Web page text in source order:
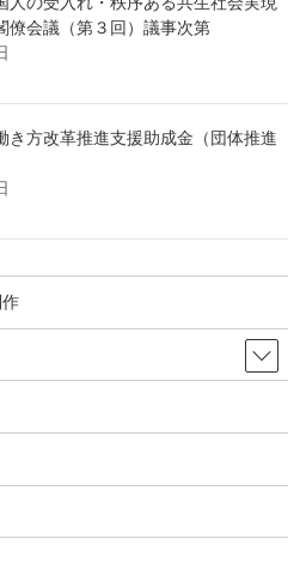
）、（12）に対する処分等内容]
及び技能実習生の保護に関する法
下「技能実習法」という。）第16条
令和５年４月28日をもって技能実
る処分等内容]
計画の認定を取り消すこと。
の規定に基づき、令和５年４月28
を取り消すこと。
の規定に基づき、令和５年４月28
を取り消すこと。
僚会議（第３回）議事次第
き方改革推進支援助成金（団体推進